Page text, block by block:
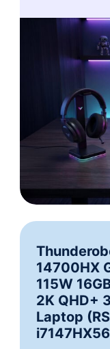
14700HX
115W
2K QHD+
Laptop